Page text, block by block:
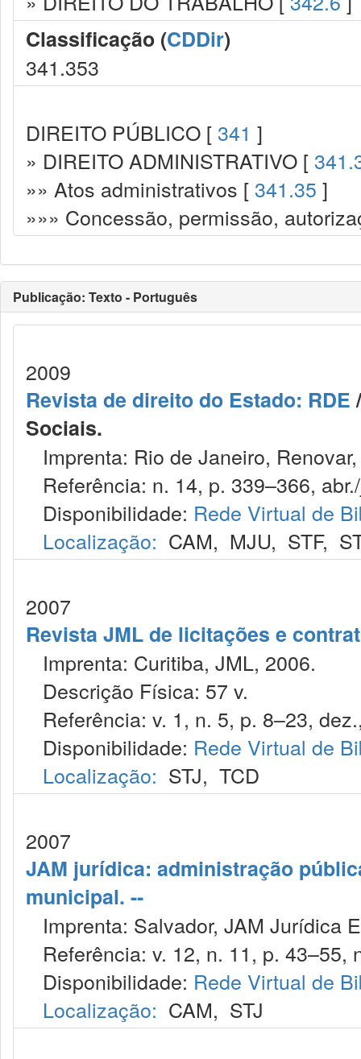
Classificação (CDDir)
341.353
DIREITO PÚBLICO [ 341 ]
» DIREITO ADMINISTRATIVO [
»» Atos administrativos [ 341.35 ]
»»» Concessão, permissão,
Publicação: Texto - Português
2009
Revista de direito do Estado: RDE
Sociais.
Imprenta: Rio de Janeiro,
Referência: n. 14, p. 339–366,
Disponibilidade: Rede Virtual de
Localização: CAM, MJU, STF,
2007
Revista JML de licitações e
Imprenta: Curitiba, JML, 2006.
Descrição Física: 57 v.
Referência: v. 1, n. 5, p. 8–23,
Disponibilidade: Rede Virtual de
Localização: STJ, TCD
2007
JAM jurídica: administração
municipal. --
Imprenta: Salvador, JAM Jurídica
Referência: v. 12, n. 11, p. 43–55,
Disponibilidade: Rede Virtual de
Localização: CAM, STJ